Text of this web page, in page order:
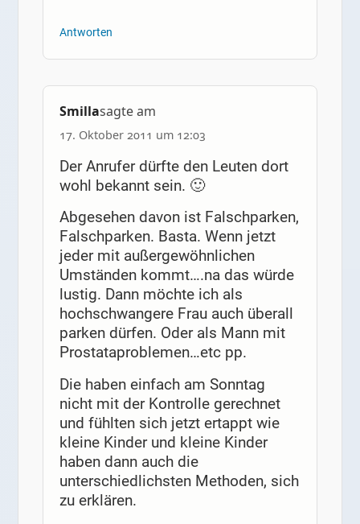
Antworten
Smillasagte am
17. Oktober 2011 um 12:03
Der Anrufer dürfte den Leuten dort
wohl bekannt sein. 🙂
Abgesehen davon ist Falschparken,
Falschparken. Basta. Wenn jetzt
jeder mit außergewöhnlichen
Umständen kommt….na das würde
lustig. Dann möchte ich als
hochschwangere Frau auch überall
parken dürfen. Oder als Mann mit
Prostataproblemen…etc pp.
Die haben einfach am Sonntag
nicht mit der Kontrolle gerechnet
und fühlten sich jetzt ertappt wie
kleine Kinder und kleine Kinder
haben dann auch die
unterschiedlichsten Methoden, sich
zu erklären.